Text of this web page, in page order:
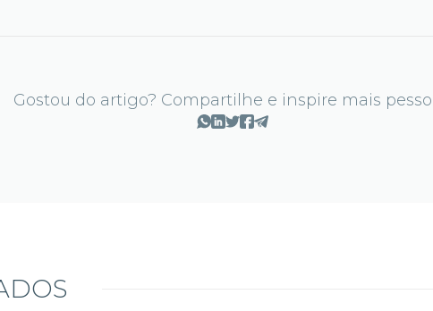
Gostou do artigo? Compartilhe e inspire mais